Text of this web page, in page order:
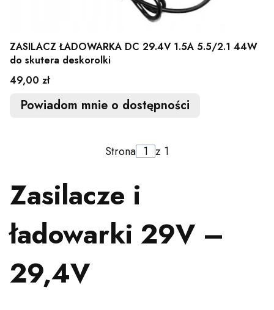
ZASILACZ ŁADOWARKA DC 29.4V 1.5A 5.5/2.1 44W
do skutera deskorolki
Cena
49,00 zł
Powiadom mnie o dostępności
Strona z 1
Zasilacze i
ładowarki 29V –
29,4V